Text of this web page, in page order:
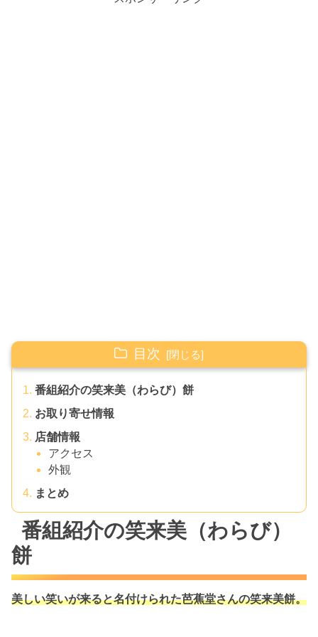
目次
番組紹介の笑来美（わらび）餅
お取り寄せ情報
店舗情報
アクセス
外観
まとめ
番組紹介の笑来美（わらび）
餅
美しい笑いが来ると名付けられた芭蕉堂さんの笑来美餅。